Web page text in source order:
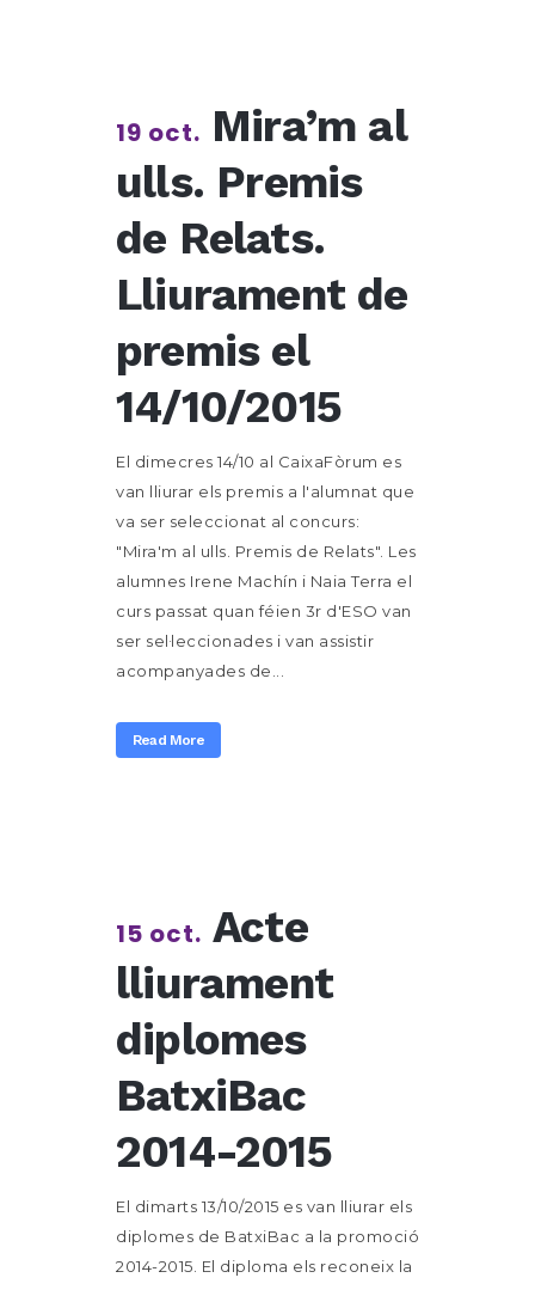
19 oct. Mira’m al
ulls. Premis
de Relats.
Lliurament de
premis el
14/10/2015
El dimecres 14/10 al CaixaFòrum es
van lliurar els premis a l'alumnat que
va ser seleccionat al concurs:
"Mira'm al ulls. Premis de Relats". Les
alumnes Irene Machín i Naia Terra el
curs passat quan féien 3r d'ESO van
ser sel·leccionades i van assistir
acompanyades de...
Read More
15 oct. Acte
lliurament
diplomes
BatxiBac
2014-2015
El dimarts 13/10/2015 es van lliurar els
diplomes de BatxiBac a la promoció
2014-2015. El diploma els reconeix la